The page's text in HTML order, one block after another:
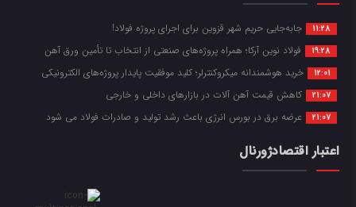
11:28 جابه‌جایی حریم شهر قزوین برای اجرای پروژه فولاد!
19:28 فولاد نوین آرکا؛ همراه پروژه‌های صنعتی از انتخاب تا تأمین ورق آهن
12:01 خرید هوشمندانه میکروکنترلر؛ کلید موفقیت پایدار پروژه‌های الکترونیکی
21:07 کاهش قیمت آهن آلات در بازارهای داخلی و خارجی
21:07 عرضه برق در بورس انرژی باعث رشد تولید و صادرات فولاد می شود
اعتبار اقتصادژورنال